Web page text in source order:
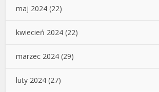
maj 2024 (22)
kwiecień 2024 (22)
marzec 2024 (29)
luty 2024 (27)